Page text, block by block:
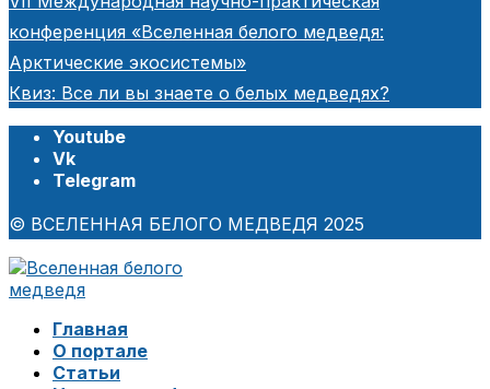
конференция «Вселенная белого медведя:
Арктические экосистемы»
Квиз: Все ли вы знаете о белых медведях?
Youtube
Vk
Telegram
© ВСЕЛЕННАЯ БЕЛОГО МЕДВЕДЯ 2025
Главная
О портале
Статьи